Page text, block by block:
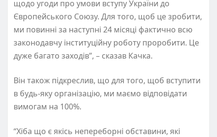
щодо угоди про умови вступу України до
Європейського Союзу. Для того, щоб це зробити,
ми повинні за наступні 24 місяці фактично всю
законодавчу інституційну роботу проробити. Це
дуже багато заходів”, – сказав Качка.
Він також підкреслив, що для того, щоб вступити
в будь-яку організацію, ми маємо відповідати
вимогам на 100%.
“Хіба що є якісь непереборні обставини, які